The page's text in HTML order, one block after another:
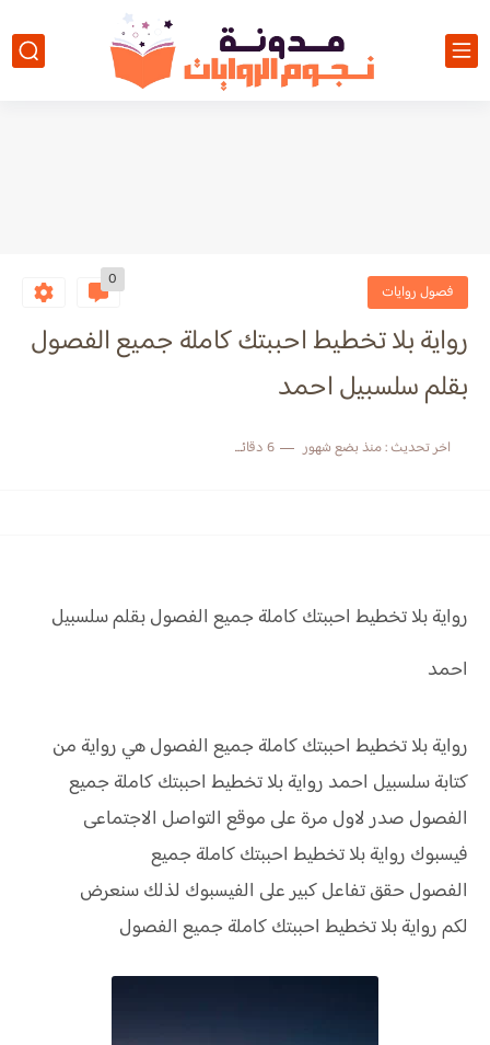
فصول روايات
0
رواية بلا تخطيط احببتك كاملة جميع الفصول
بقلم سلسبيل احمد
اخر تحديث :منذ بضع شهور 6 دقائق للقراءة
رواية بلا تخطيط احببتك كاملة جميع الفصول بقلم سلسبيل
احمد
رواية بلا تخطيط احببتك كاملة جميع الفصول هي رواية من
كتابة سلسبيل احمد روايةبلا تخطيط احببتك كاملة جميع
الفصول صدر لاول مرة على موقع التواصل الاجتماعى
فيسبوك روايةبلا تخطيط احببتك كاملة جميع
الفصولحققتفاعل كبير على الفيسبوك لذلك سنعرض
لكمروايةبلا تخطيط احببتك كاملة جميع الفصول